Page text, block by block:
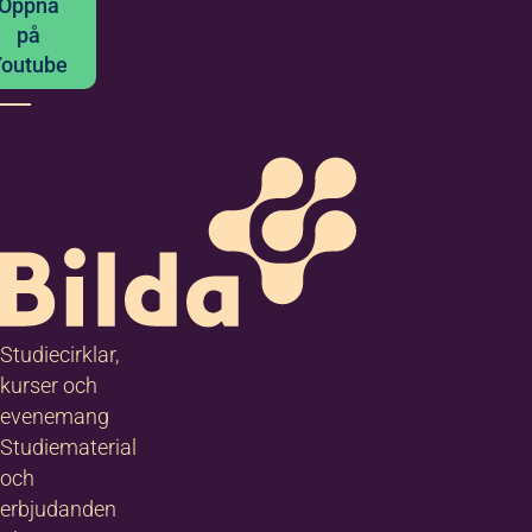
på
Studiecirklar,
kurser och
evenemang
Studiematerial
och
erbjudanden